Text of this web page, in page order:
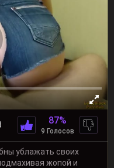
87%
9 Голосов
ублажать своих
жопой и